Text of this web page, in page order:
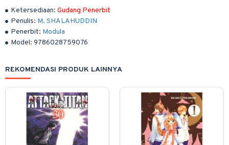
Ketersediaan: Gudang Penerbit
Penulis: M. SHALAHUDDIN
Penerbit: Modula
Model: 9786028759076
REKOMENDASI PRODUK LAINNYA